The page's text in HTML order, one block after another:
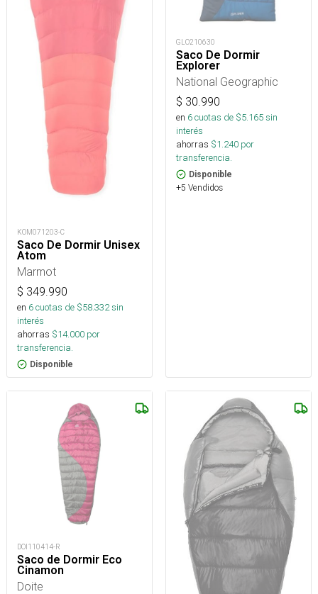
KOM071203-C
Saco De Dormir Unisex
Atom
Marmot
$ 349.990
en 6cuotas de $58.332sin
interés
ahorras $14.000 por
transferencia.
Disponible
GLO210630
Saco De Dormir
Explorer
National Geographic
$ 30.990
en 6cuotas de $5.165sin
interés
ahorras $1.240 por
transferencia.
Disponible
+5 Vendidos
DOI110414-R
Saco de Dormir Eco
Cinamon
Doite